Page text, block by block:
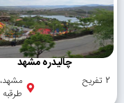
چالیدره مشهد
2 تفریح
مشهد،
طرقبه